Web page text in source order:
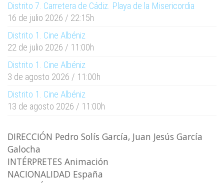
7 de agosto 2026 / 22:15 h
Distrito 7. Carretera de Cádiz. Playa de la Misericordia
16 de julio 2026 / 22:15h
Distrito 1. Cine Albéniz
22 de julio 2026 / 11:00h
Distrito 1. Cine Albéniz
3 de agosto 2026 / 11:00h
Distrito 1. Cine Albéniz
13 de agosto 2026 / 11:00h
DIRECCIÓN Pedro Solís García, Juan Jesús García
Galocha
INTÉRPRETES Animación
NACIONALIDAD España